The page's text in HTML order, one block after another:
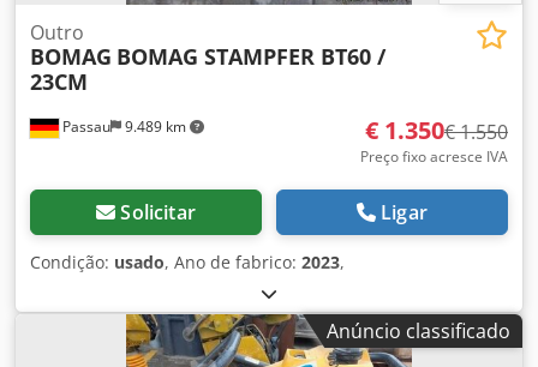
Passau 9.489 km
Outro
BOMAG BOMAG STAMPFER BT60 /
23CM
€ 1.350€ 1.550
Preço fixo acresce IVA
Solicitar Ligar
Condição: usado, Ano de fabrico: 2023,
Anúncio classificado